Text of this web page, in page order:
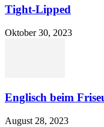
Tight-Lipped
Oktober 30, 2023
Englisch beim
August 28, 2023